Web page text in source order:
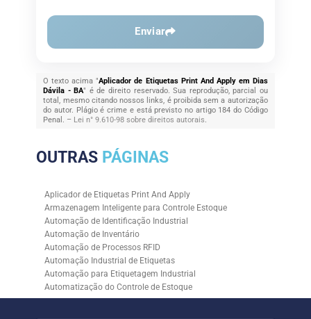
Enviar
O texto acima "Aplicador de Etiquetas Print And Apply em Dias
Dávila - BA" é de direito reservado. Sua reprodução, parcial ou
total, mesmo citando nossos links, é proibida sem a autorização
do autor. Plágio é crime e está previsto no artigo 184 do Código
Penal. – Lei n° 9.610-98 sobre direitos autorais.
OUTRAS PÁGINAS
Aplicador de Etiquetas Print And Apply
Armazenagem Inteligente para Controle Estoque
Automação de Identificação Industrial
Automação de Inventário
Automação de Processos RFID
Automação Industrial de Etiquetas
Automação para Etiquetagem Industrial
Automatização do Controle de Estoque
Controle de Estoque com RFID